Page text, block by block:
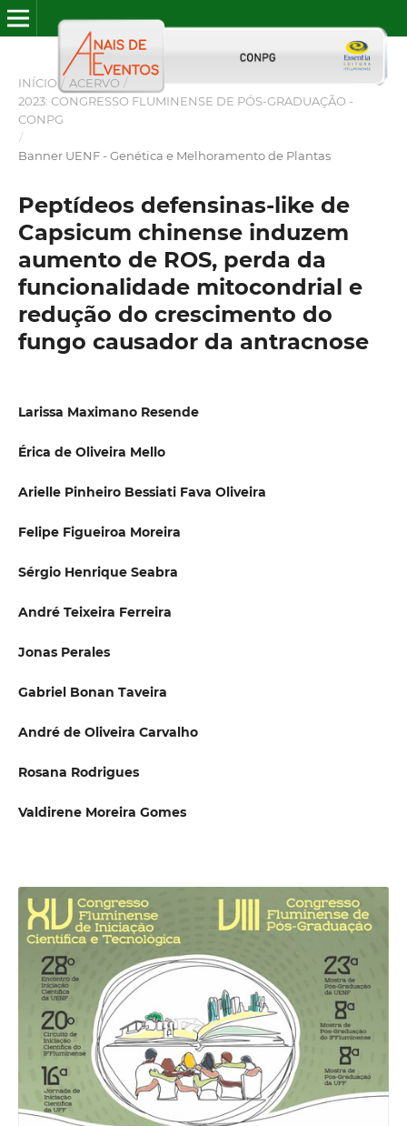
INÍCIO / ACERVO /
2023: CONGRESSO FLUMINENSE DE PÓS-GRADUAÇÃO -
CONPG
/
Banner UENF - Genética e Melhoramento de Plantas
Peptídeos defensinas-like de
Capsicum chinense induzem
aumento de ROS, perda da
funcionalidade mitocondrial e
redução do crescimento do
fungo causador da antracnose
Larissa Maximano Resende
Érica de Oliveira Mello
Arielle Pinheiro Bessiati Fava Oliveira
Felipe Figueiroa Moreira
Sérgio Henrique Seabra
André Teixeira Ferreira
Jonas Perales
Gabriel Bonan Taveira
André de Oliveira Carvalho
Rosana Rodrigues
Valdirene Moreira Gomes